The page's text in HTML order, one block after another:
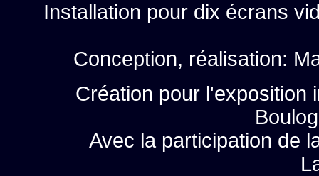
Installation pour dix écrans
Conception, réalisation:
Création pour l'exposition
Avec la participation de